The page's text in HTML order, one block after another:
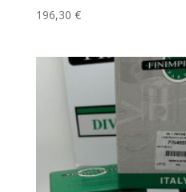
196,30 €